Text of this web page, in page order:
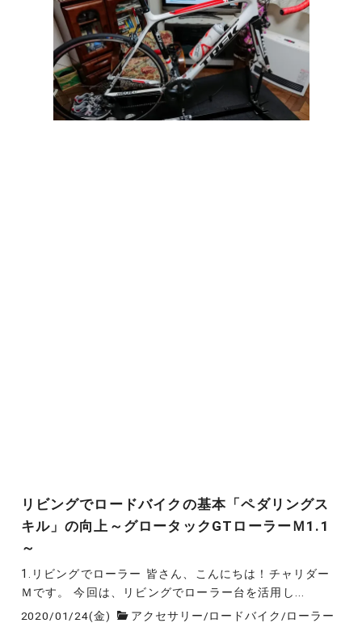
リビングでロードバイクの基本「ペダリングス
キル」の向上～グロータックGTローラーＭ1.1
～
1.リビングでローラー 皆さん、こんにちは！チャリダー
Ｍです。 今回は、リビングでローラー台を活用し...
2020/01/24(金) アクセサリー/ロードバイク /ローラー